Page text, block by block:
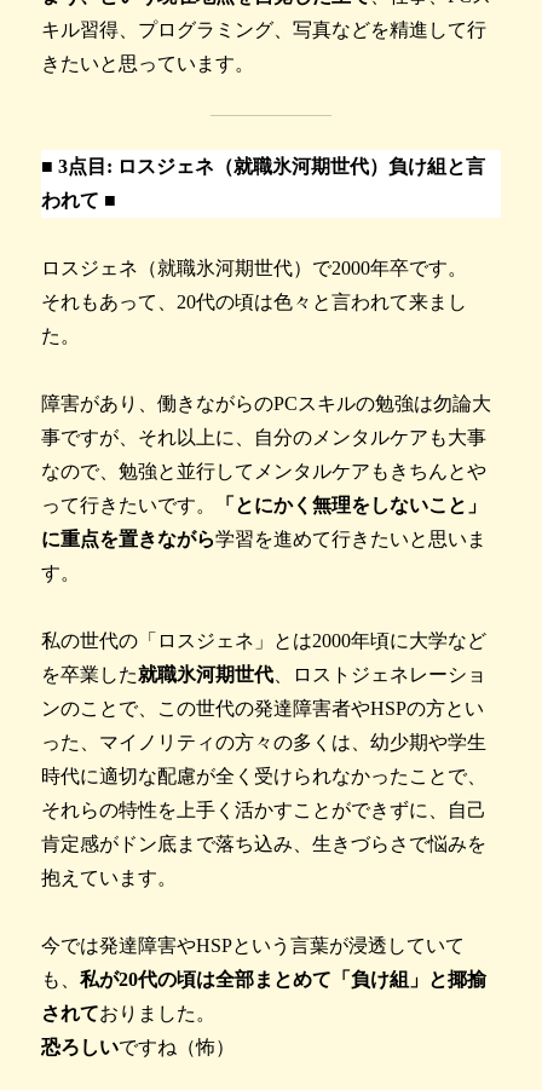
キル習得、プログラミング、写真などを精進して行
きたいと思っています。
■3点目: ロスジェネ（就職氷河期世代）負け組と言
われて ■
ロスジェネ（就職氷河期世代）で2000年卒です。
それもあって、20代の頃は色々と言われて来まし
た。
障害があり、働きながらのPCスキルの勉強は勿論大
事ですが、それ以上に、自分のメンタルケアも大事
なので、勉強と並行してメンタルケアもきちんとや
って行きたいです。
「とにかく無理をしないこと」
に重点を置きながら学習を進めて行きたいと思いま
す。
私の世代の「ロスジェネ」とは2000年頃に大学など
を卒業した就職氷河期世代 、ロストジェネレーショ
ンのことで、この世代の発達障害者やHSPの方とい
った、マイノリティの方々の多くは、幼少期や学生
時代に適切な配慮が全く受けられなかったことで、
それらの特性を上手く活かすことができずに、自己
肯定感がドン底まで落ち込み、生きづらさで悩みを
抱えています。
今では発達障害やHSPという言葉が浸透していて
も、私が20代の頃は全部まとめて「負け組」と揶揄
されておりました。
恐ろしいですね（怖）